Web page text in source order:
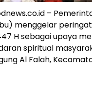
–
menggelar
H sebagai upaya
spiritual
Al Falah,